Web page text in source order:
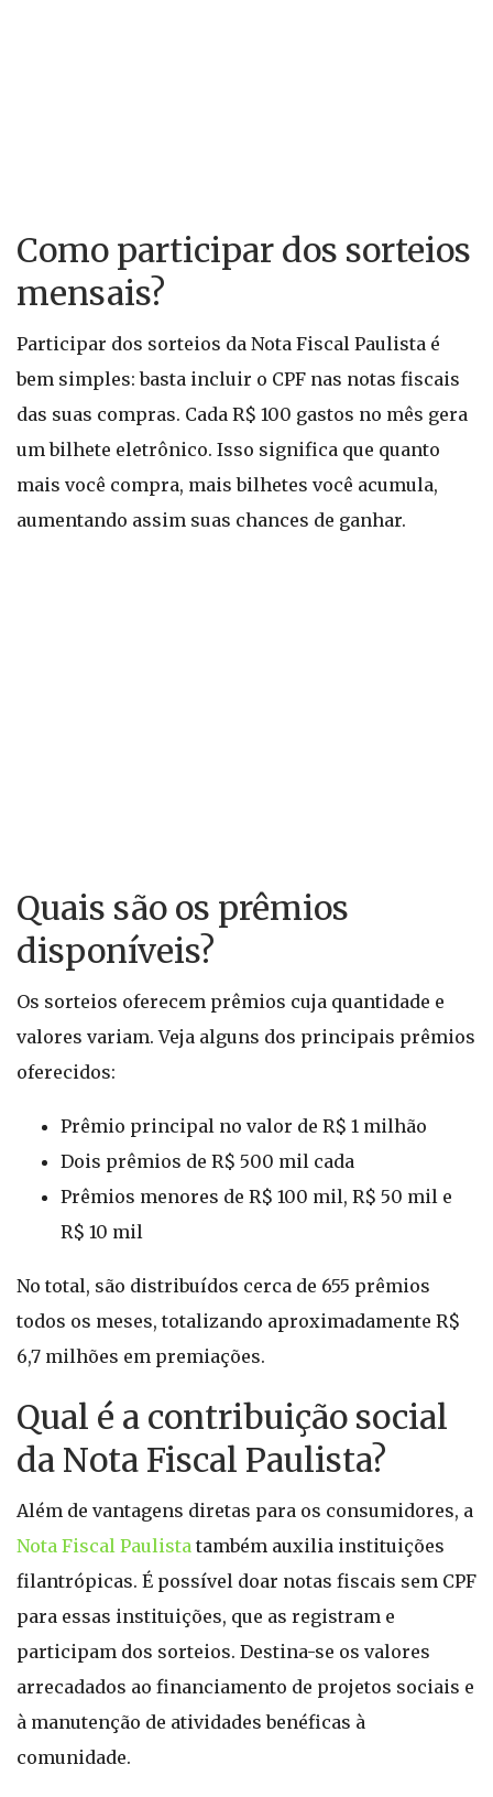
Como participar dos sorteios
mensais?
Participar dos sorteios da Nota Fiscal Paulista é
bem simples: basta incluir o CPF nas notas fiscais
das suas compras. Cada R$ 100 gastos no mês gera
um bilhete eletrônico. Isso significa que quanto
mais você compra, mais bilhetes você acumula,
aumentando assim suas chances de ganhar.
Quais são os prêmios
disponíveis?
Os sorteios oferecem prêmios cuja quantidade e
valores variam. Veja alguns dos principais prêmios
oferecidos:
Prêmio principal no valor de R$ 1 milhão
Dois prêmios de R$ 500 mil cada
Prêmios menores de R$ 100 mil, R$ 50 mil e
R$ 10 mil
No total, são distribuídos cerca de 655 prêmios
todos os meses, totalizando aproximadamente R$
6,7 milhões em premiações.
Qual é a contribuição social
da Nota Fiscal Paulista?
Além de vantagens diretas para os consumidores, a
Nota Fiscal Paulista também auxilia instituições
filantrópicas. É possível doar notas fiscais sem CPF
para essas instituições, que as registram e
participam dos sorteios. Destina-se os valores
arrecadados ao financiamento de projetos sociais e
à manutenção de atividades benéficas à
comunidade.